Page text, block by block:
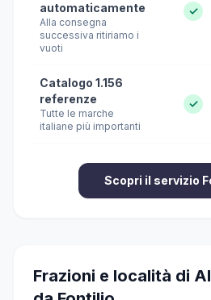
automaticamente
Alla consegna
successiva ritiriamo i
vuoti
✓
Catalogo 1.156
referenze
Tutte le marche
italiane più importanti
✓
Scopri il servizio
Frazioni e località di